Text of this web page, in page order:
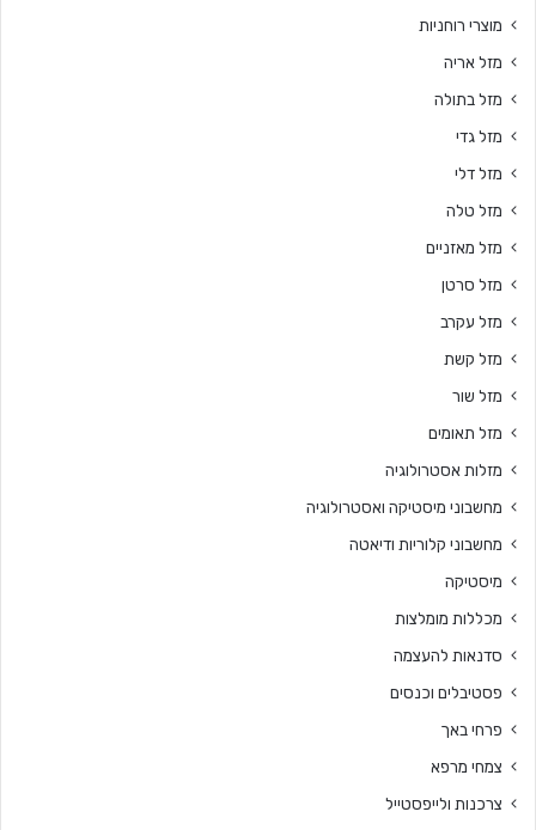
מוצרי רוחניות
מזל אריה
מזל בתולה
מזל גדי
מזל דלי
מזל טלה
מזל מאזניים
מזל סרטן
מזל עקרב
מזל קשת
מזל שור
מזל תאומים
מזלות אסטרולוגיה
מחשבוני מיסטיקה ואסטרולוגיה
מחשבוני קלוריות ודיאטה
מיסטיקה
מכללות מומלצות
סדנאות להעצמה
פסטיבלים וכנסים
פרחי באך
צמחי מרפא
צרכנות ולייפסטייל